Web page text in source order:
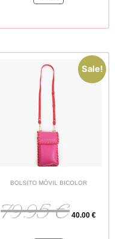
Sale!
BOLSITO MÓVIL BICOLOR
79.95€ 40.00 €